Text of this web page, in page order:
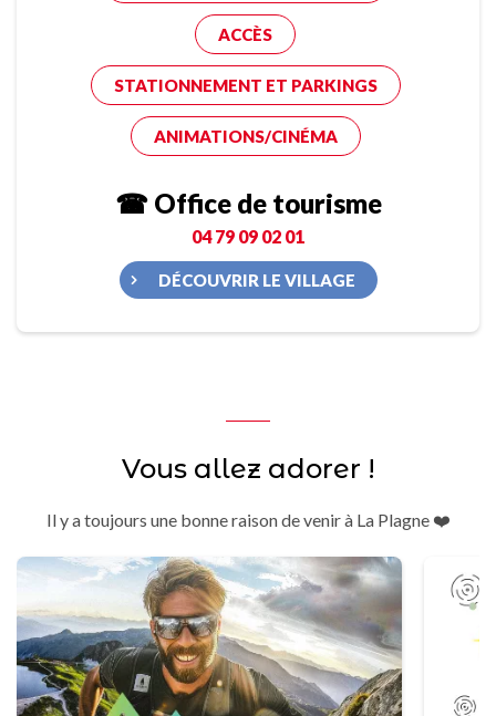
ACCÈS
STATIONNEMENT ET PARKINGS
ANIMATIONS/CINÉMA
☎ Office de tourisme
04 79 09 02 01
DÉCOUVRIR LE VILLAGE
Vous allez adorer !
Il y a toujours une bonne raison de venir à La Plagne ❤️